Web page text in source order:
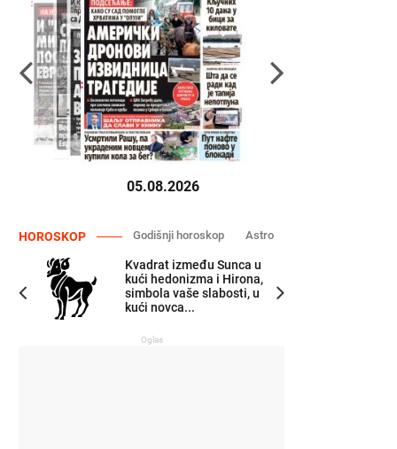
05.08.2026
HOROSKOP Godišnji horoskop Astro
Kvadrat između Sunca u
kući hedonizma i Hirona,
simbola vaše slabosti, u
kući novca...
Oglas